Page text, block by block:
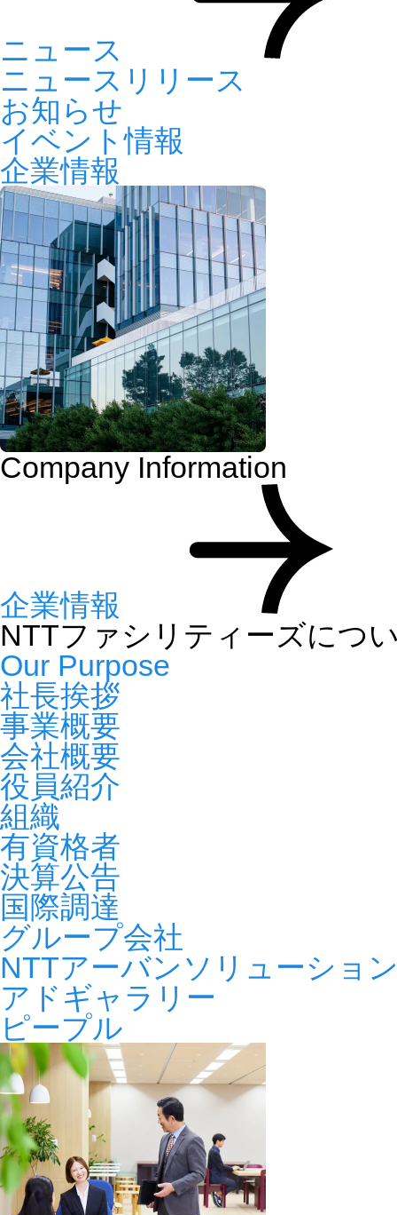
ニュース
ニュースリリース
お知らせ
イベント情報
企業情報
Company Information
企業情報
NTTファシリティーズにつ
Our Purpose
社長挨拶
事業概要
会社概要
役員紹介
組織
有資格者
決算公告
国際調達
グループ会社
NTTアーバンソリューショ
アドギャラリー
ピープル